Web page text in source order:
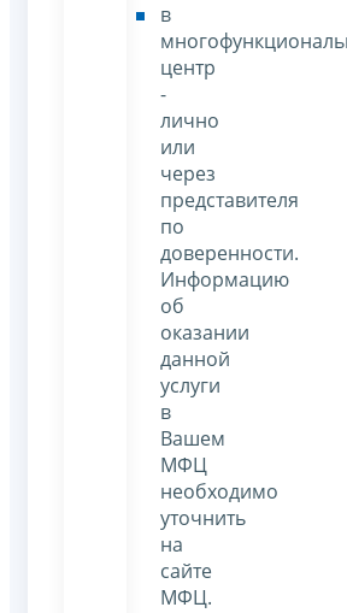
в
центр
-
лично
или
через
представителя
по
доверенности.
Информацию
об
оказании
данной
услуги
в
Вашем
МФЦ
необходимо
уточнить
на
сайте
МФЦ.